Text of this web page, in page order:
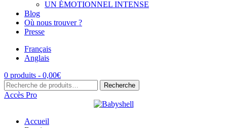
UN ÉMOTIONNEL INTENSE
Blog
Où nous trouver ?
Presse
Français
Anglais
0 produits - 0,00€
Recherche
pour :
Recherche
Accès Pro
Accueil